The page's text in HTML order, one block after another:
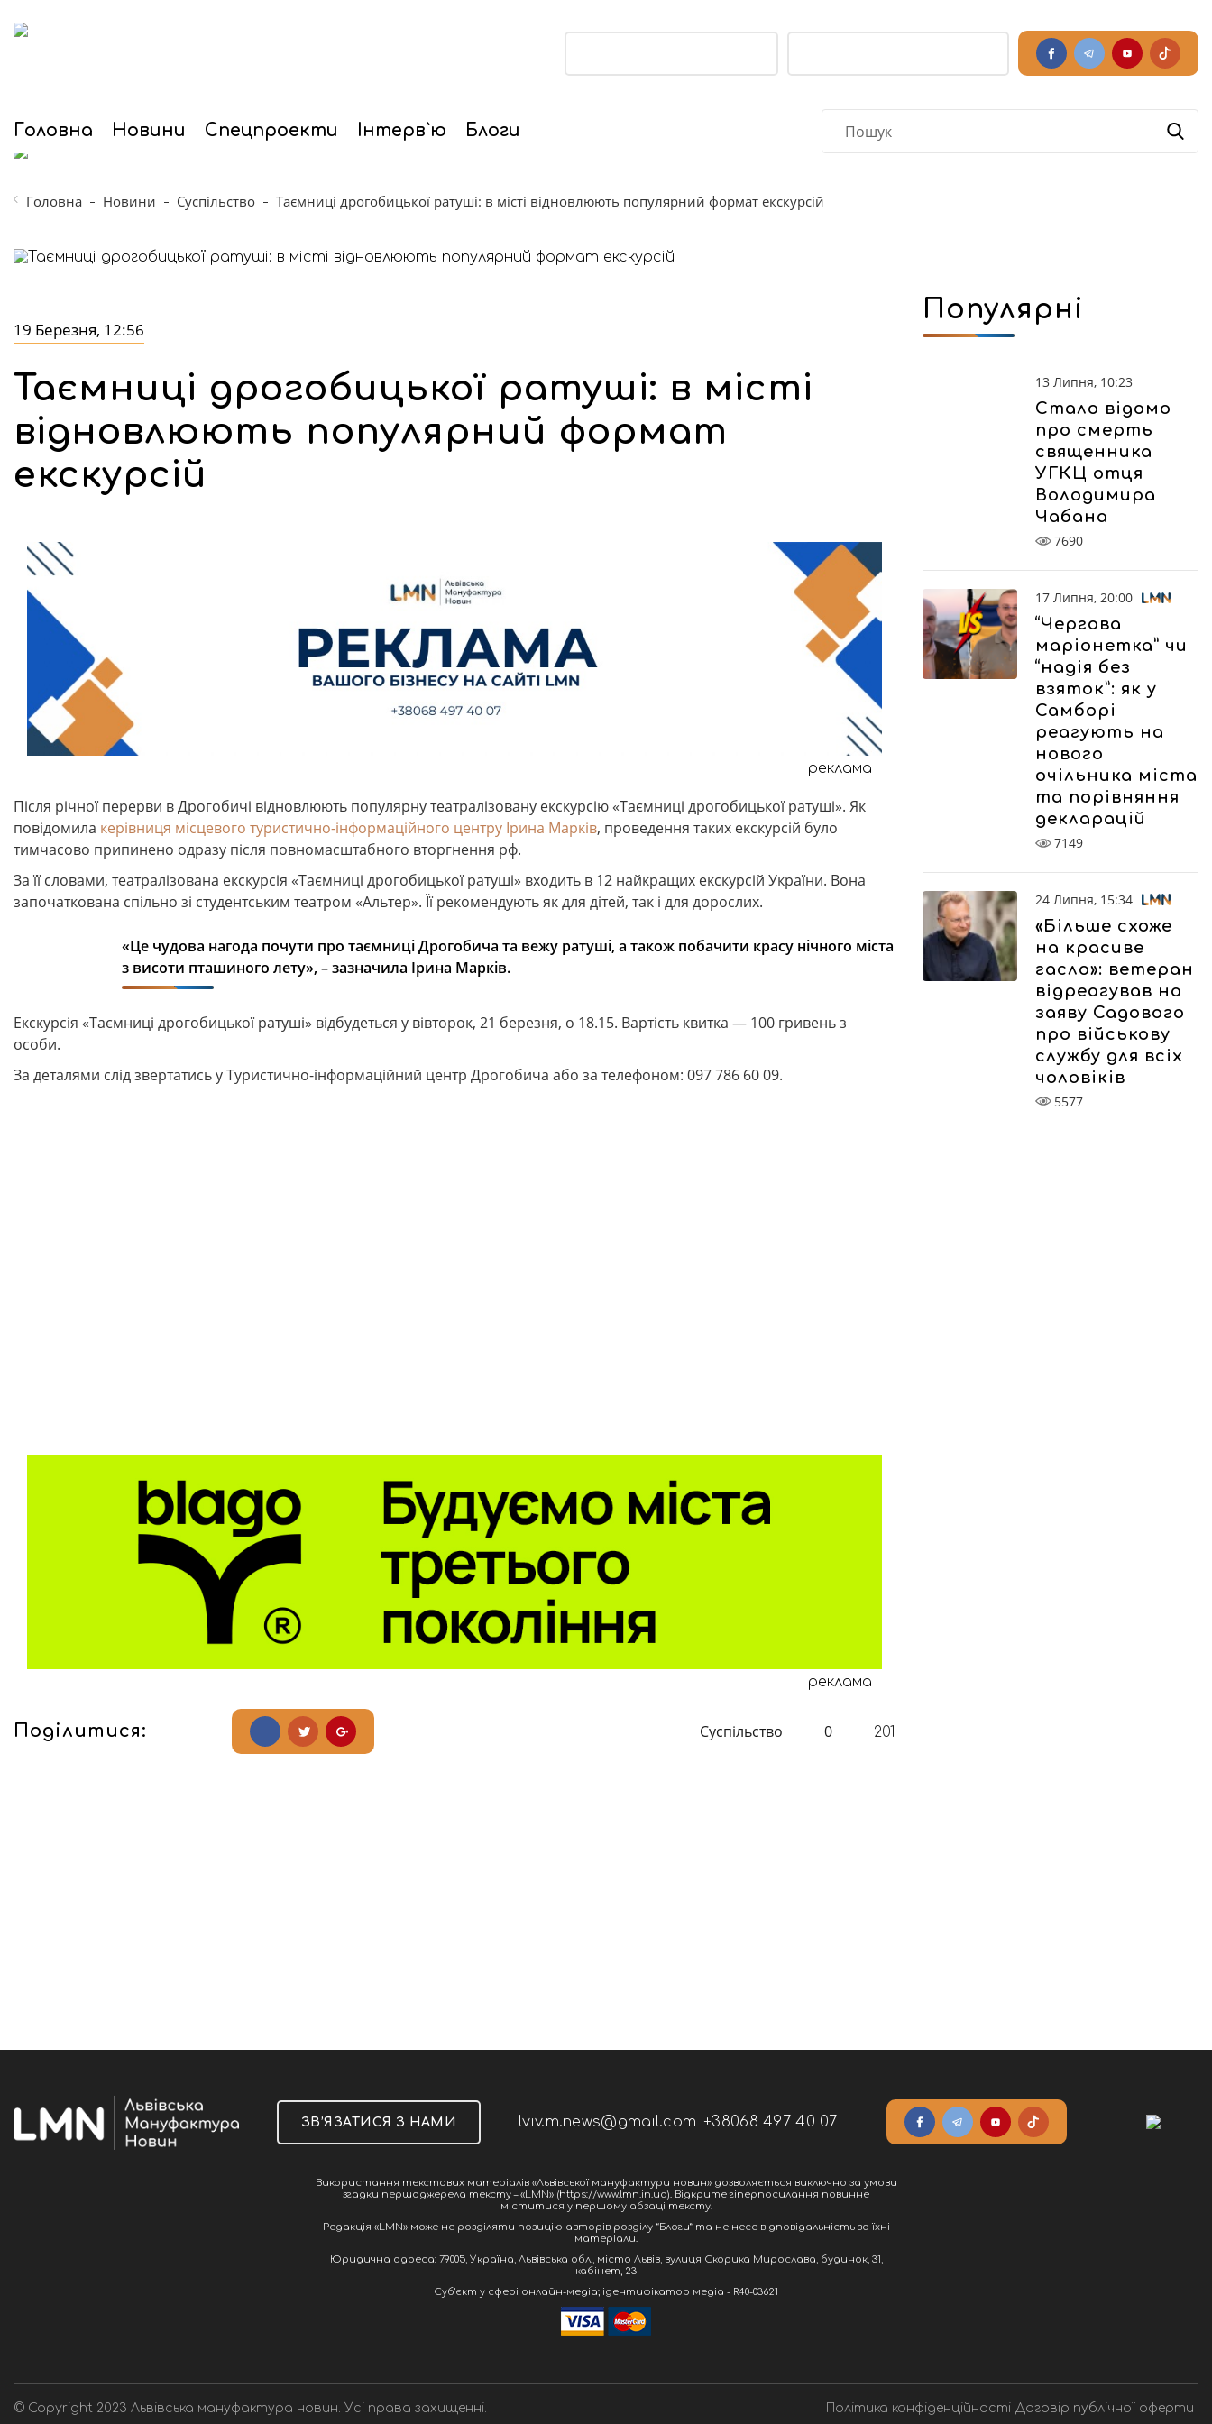
Головна Новини Спецпроекти Інтерв`ю Блоги
Головна Новини Суспільство Таємниці дрогобицької ратуші: в місті відновлюють популярний формат екскурсій
19 Березня, 12:56
Таємниці дрогобицької ратуші: в місті
відновлюють популярний формат
екскурсій
реклама
Після річної перерви в Дрогобичі відновлюють популярну театралізовану екскурсію «Таємниці дрогобицької ратуші». Як
повідомила керівниця місцевого туристично-інформаційного центру Ірина Марків, проведення таких екскурсій було
тимчасово припинено одразу після повномасштабного вторгнення рф.
За її словами, театралізована екскурсія «Таємниці дрогобицької ратуші» входить в 12 найкращих екскурсій України. Вона
започаткована спільно зі студентським театром «Альтер». Її рекомендують як для дітей, так і для дорослих.
«Це чудова нагода почути про таємниці Дрогобича та вежу ратуші, а також побачити красу нічного міста
з висоти пташиного лету», – зазначила Ірина Марків.
Екскурсія «Таємниці дрогобицької ратуші» відбудеться у вівторок, 21 березня, о 18.15. Вартість квитка — 100 гривень з
особи.
За деталями слід звертатись у Туристично-інформаційний центр Дрогобича або за телефоном: 097 786 60 09.
реклама
Поділитися: Суспільство 0 201
Популярні
13 Липня, 10:23
Стало відомо
про смерть
священника
УГКЦ отця
Володимира
Чабана
7690
17 Липня, 20:00
“Чергова
маріонетка” чи
“надія без
взяток”: як у
Самборі
реагують на
нового
очільника міста
та порівняння
декларацій
7149
24 Липня, 15:34
«Більше схоже
на красиве
гасло»: ветеран
відреагував на
заяву Садового
про військову
службу для всіх
чоловіків
5577
ЗВ’ЯЗАТИСЯ З НАМИ lviv.m.news@gmail.com +38068 497 40 07
Використання текстових матеріалів «Львівської мануфактури новин» дозволяється виключно за умови
згадки першоджерела тексту – «LMN» (https://www.lmn.in.ua). Відкрите гіперпосилання повинне
міститися у першому абзаці тексту.
Редакція «LMN» може не розділяти позицію авторів розділу “Блоги” та не несе відповідальність за їхні
матеріали.
Юридична адреса: 79005, Україна, Львівська обл., місто Львів, вулиця Скорика Мирослава, будинок, 31,
кабінет, 23
Cуб'єкт у сфері онлайн-медіа; ідентифікатор медіа - R40-03621
© Copyright 2023 Львівська мануфактура новин. Усі права захищенні. Політика конфіденційності Договір публічної оферти